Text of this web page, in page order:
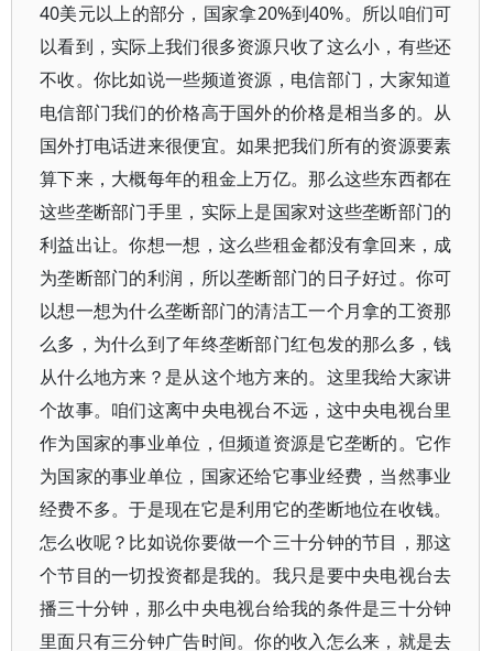
40美元以上的部分，国家拿20%到40%。所以咱们可
以看到，实际上我们很多资源只收了这么小，有些还
不收。你比如说一些频道资源，电信部门，大家知道
电信部门我们的价格高于国外的价格是相当多的。从
国外打电话进来很便宜。如果把我们所有的资源要素
算下来，大概每年的租金上万亿。那么这些东西都在
这些垄断部门手里，实际上是国家对这些垄断部门的
利益出让。你想一想，这么些租金都没有拿回来，成
为垄断部门的利润，所以垄断部门的日子好过。你可
以想一想为什么垄断部门的清洁工一个月拿的工资那
么多，为什么到了年终垄断部门红包发的那么多，钱
从什么地方来？是从这个地方来的。这里我给大家讲
个故事。咱们这离中央电视台不远，这中央电视台里
作为国家的事业单位，但频道资源是它垄断的。它作
为国家的事业单位，国家还给它事业经费，当然事业
经费不多。于是现在它是利用它的垄断地位在收钱。
怎么收呢？比如说你要做一个三十分钟的节目，那这
个节目的一切投资都是我的。我只是要中央电视台去
播三十分钟，那么中央电视台给我的条件是三十分钟
里面只有三分钟广告时间。你的收入怎么来，就是去